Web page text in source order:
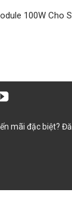
100W Cho
mãi đặc biệt?